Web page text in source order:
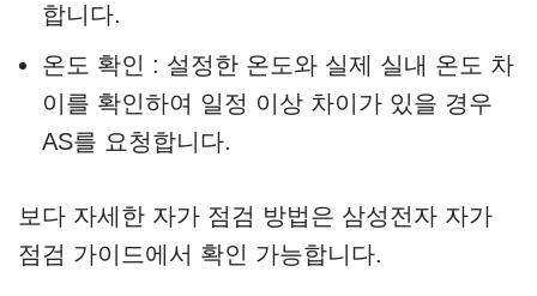
합니다.
온도 확인 : 설정한 온도와 실제 실내 온도 차
이를 확인하여 일정 이상 차이가 있을 경우
AS를 요청합니다.
보다 자세한 자가 점검 방법은 삼성전자 자가
점검 가이드에서 확인 가능합니다.